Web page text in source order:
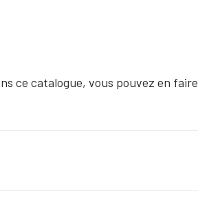
ce catalogue, vous pouvez en faire